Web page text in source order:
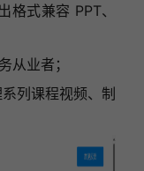
格式兼容 PPT、
从业者；
列课程视频、制